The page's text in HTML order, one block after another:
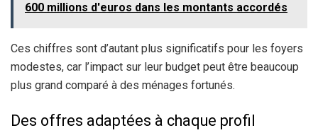
600 millions d'euros dans les montants accordés
Ces chiffres sont d’autant plus significatifs pour les foyers
modestes, car l’impact sur leur budget peut être beaucoup
plus grand comparé à des ménages fortunés.
Des offres adaptées à chaque profil